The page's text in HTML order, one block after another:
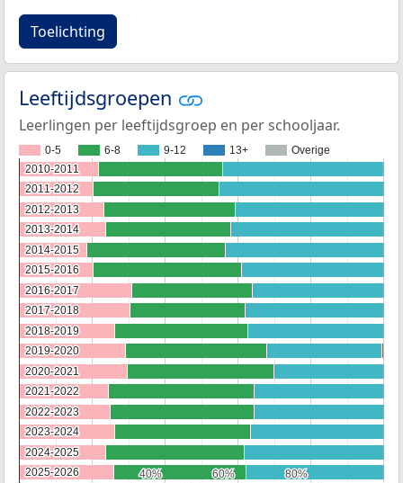
Toelichting
Leeftijdsgroepen
Leerlingen per leeftijdsgroep en per schooljaar.
0-5 6-8 9-12 13+ Overige
40%
40% 60%
60% 80%
80%
2010-2011
2010-2011
2011-2012
2011-2012
2012-2013
2012-2013
2013-2014
2013-2014
2014-2015
2014-2015
2015-2016
2015-2016
2016-2017
2016-2017
2017-2018
2017-2018
2018-2019
2018-2019
2019-2020
2019-2020
2020-2021
2020-2021
2021-2022
2021-2022
2022-2023
2022-2023
2023-2024
2023-2024
2024-2025
2024-2025
2025-2026
2025-2026